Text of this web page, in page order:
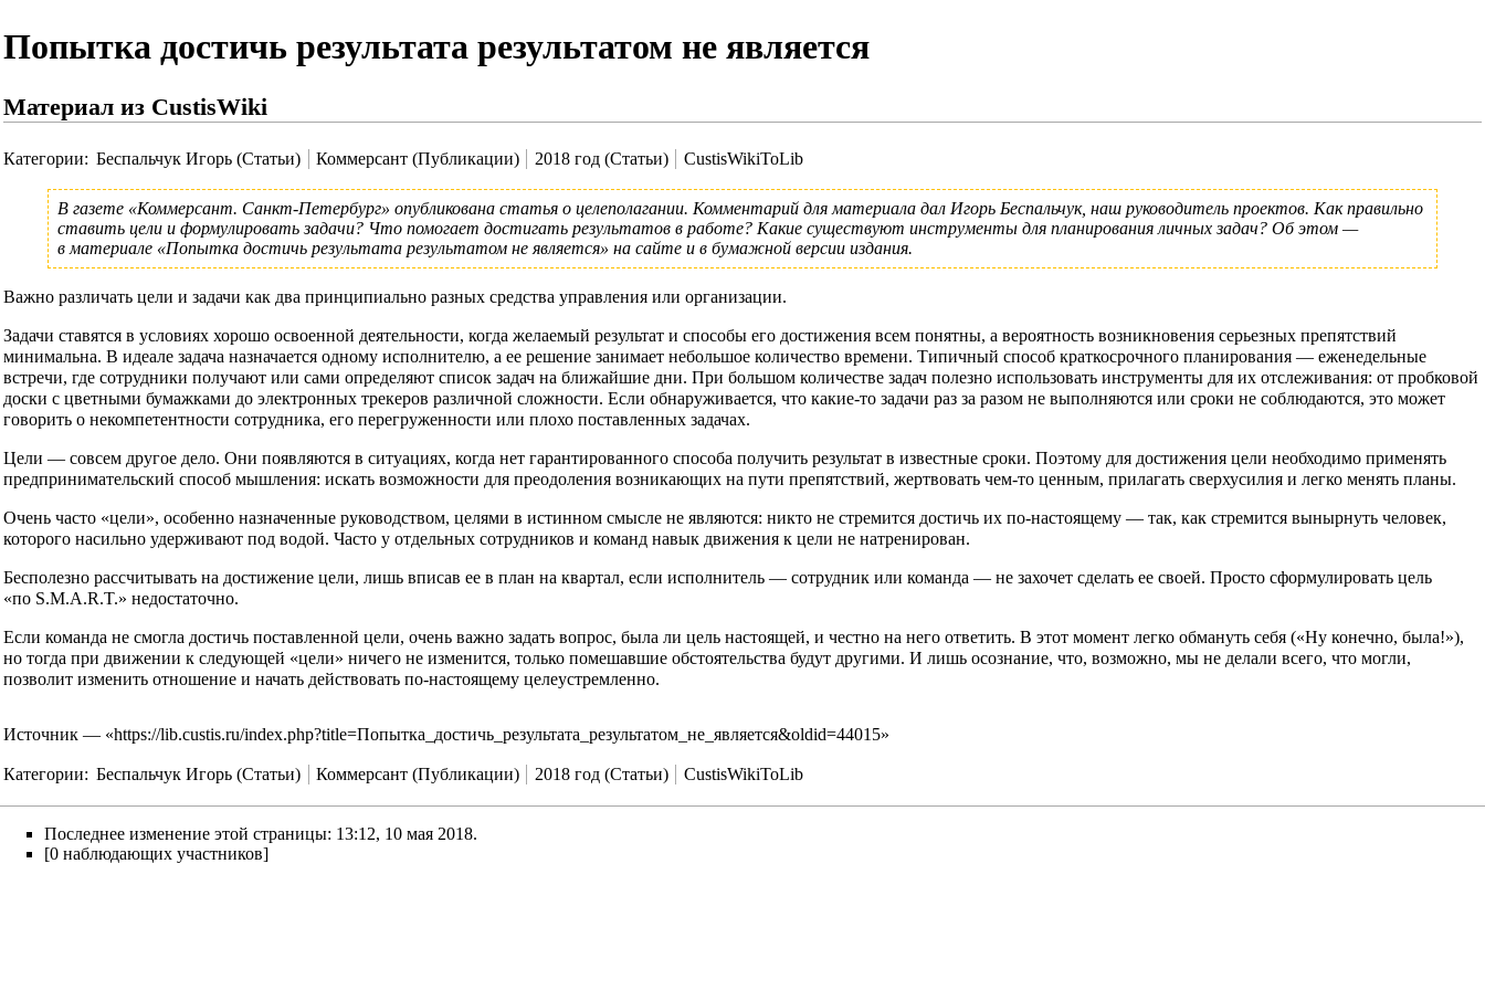
Попытка достичь результата результатом не является
Материал из CustisWiki
Категории: Беспальчук Игорь (Статьи) Коммерсант (Публикации) 2018 год (Статьи) CustisWikiToLib
В газете «Коммерсант. Санкт-Петербург» опубликована статья о целеполагании. Комментарий для материала дал Игорь Беспальчук, наш руководитель проектов. Как правильно
ставить цели и формулировать задачи? Что помогает достигать результатов в работе? Какие существуют инструменты для планирования личных задач? Об этом —
в материале «Попытка достичь результата результатом не является» на сайте и в бумажной версии издания.
Важно различать цели и задачи как два принципиально разных средства управления или организации.
Задачи ставятся в условиях хорошо освоенной деятельности, когда желаемый результат и способы его достижения всем понятны, а вероятность возникновения серьезных препятствий
минимальна. В идеале задача назначается одному исполнителю, а ее решение занимает небольшое количество времени. Типичный способ краткосрочного планирования — еженедельные
встречи, где сотрудники получают или сами определяют список задач на ближайшие дни. При большом количестве задач полезно использовать инструменты для их отслеживания: от пробковой
доски с цветными бумажками до электронных трекеров различной сложности. Если обнаруживается, что какие-то задачи раз за разом не выполняются или сроки не соблюдаются, это может
говорить о некомпетентности сотрудника, его перегруженности или плохо поставленных задачах.
Цели — совсем другое дело. Они появляются в ситуациях, когда нет гарантированного способа получить результат в известные сроки. Поэтому для достижения цели необходимо применять
предпринимательский способ мышления: искать возможности для преодоления возникающих на пути препятствий, жертвовать чем-то ценным, прилагать сверхусилия и легко менять планы.
Очень часто «цели», особенно назначенные руководством, целями в истинном смысле не являются: никто не стремится достичь их по-настоящему — так, как стремится вынырнуть человек,
которого насильно удерживают под водой. Часто у отдельных сотрудников и команд навык движения к цели не натренирован.
Бесполезно рассчитывать на достижение цели, лишь вписав ее в план на квартал, если исполнитель — сотрудник или команда — не захочет сделать ее своей. Просто сформулировать цель
«по S.M.A.R.T.» недостаточно.
Если команда не смогла достичь поставленной цели, очень важно задать вопрос, была ли цель настоящей, и честно на него ответить. В этот момент легко обмануть себя («Ну конечно, была!»),
но тогда при движении к следующей «цели» ничего не изменится, только помешавшие обстоятельства будут другими. И лишь осознание, что, возможно, мы не делали всего, что могли,
позволит изменить отношение и начать действовать по-настоящему целеустремленно.
Источник — «https://lib.custis.ru/index.php?title=Попытка_достичь_результата_результатом_не_является&oldid=44015»
Категории: Беспальчук Игорь (Статьи) Коммерсант (Публикации) 2018 год (Статьи) CustisWikiToLib
Последнее изменение этой страницы: 13:12, 10 мая 2018.
[0 наблюдающих участников]